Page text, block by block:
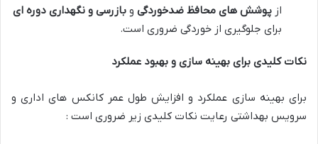
از پوشش های محافظ ضدخوردگی و بازرسی و نگهداری دوره ای
برای جلوگیری از خوردگی ضروری است.
نکات کلیدی برای بهینه سازی و بهبود عملکرد
برای بهینه سازی عملکرد و افزایش طول عمر کانکس های اداری و
سرویس بهداشتی رعایت نکات کلیدی زیر ضروری است :